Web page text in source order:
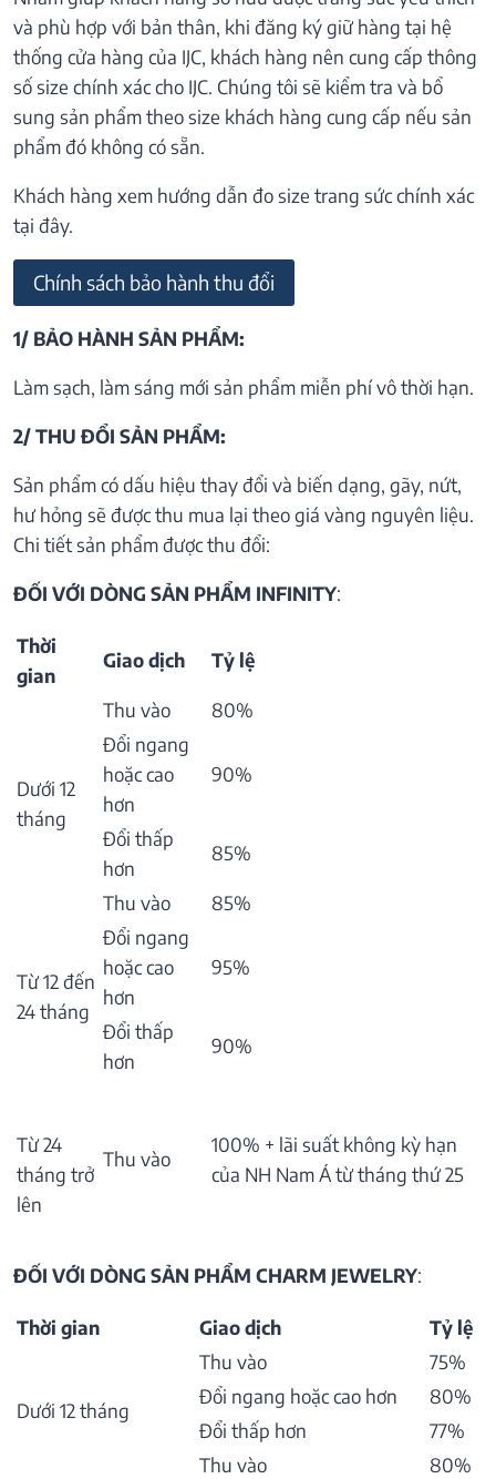
và phù hợp với bản thân, khi đăng ký giữ hàng tại hệ
thống cửa hàng của IJC, khách hàng nên cung cấp thông
số size chính xác cho IJC. Chúng tôi sẽ kiểm tra và bổ
sung sản phẩm theo size khách hàng cung cấp nếu sản
phẩm đó không có sẵn.
Khách hàng xem hướng dẫn đo size trang sức chính xác
tại đây.
Chính sách bảo hành thu đổi
1/ BẢO HÀNH SẢN PHẨM:
Làm sạch, làm sáng mới sản phẩm miễn phí vô thời hạn.
2/ THU ĐỔI SẢN PHẨM:
Sản phẩm có dấu hiệu thay đổi và biến dạng, gãy, nứt,
hư hỏng sẽ được thu mua lại theo giá vàng nguyên liệu.
Chi tiết sản phẩm được thu đổi:
ĐỐI VỚI DÒNG SẢN PHẨM INFINITY:
Thời
gian
Giao dịch Tỷ lệ
Dưới 12
tháng
Thu vào
80%
Đổi ngang
hoặc cao
hơn
90%
Đổi thấp
hơn
85%
Từ 12 đến
24 tháng
Thu vào
85%
Đổi ngang
hoặc cao
hơn
95%
Đổi thấp
hơn
90%
Từ 24
tháng trở
lên
Thu vào
100% + lãi suất không kỳ hạn
của NH Nam Á từ tháng thứ 25
ĐỐI VỚI DÒNG SẢN PHẨM CHARM JEWELRY:
Thời gian Giao dịch Tỷ lệ
Dưới 12 tháng
Thu vào
75%
Đổi ngang hoặc cao hơn
80%
Đổi thấp hơn
77%
Thu vào
80%